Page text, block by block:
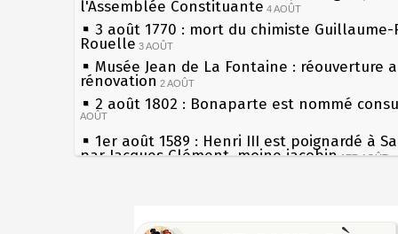
l'Assemblée Constituante 4 AOÛT
3 août 1770 : mort du chimiste Guillaume-
Rouelle 3 AOÛT
Musée Jean de La Fontaine : réouverture
rénovation 2 AOÛT
2 août 1802 : Bonaparte est nommé
AOÛT
1er août 1589 : Henri III est poignardé à
par Jacques Clément, moine jacobin 1ER AOÛT
les siècles